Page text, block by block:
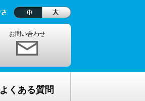
お問い合わせ
よくある質問